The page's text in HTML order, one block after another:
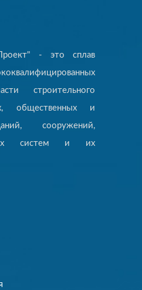
- это сплав
строительного
общественных и
сооружений,
систем и их